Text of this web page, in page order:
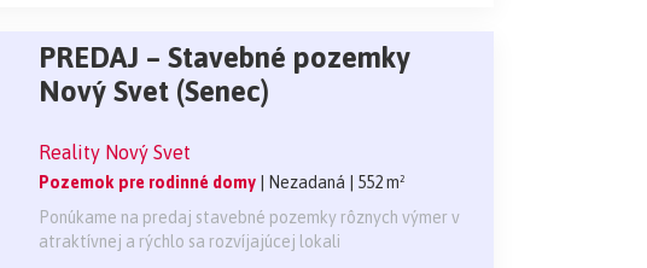
PREDAJ – Stavebné pozemky
Nový Svet (Senec)
Reality Nový Svet
Pozemok pre rodinné domy | Nezadaná
| 552 m²
Ponúkame na predaj stavebné pozemky rôznych výmer v
atraktívnej a rýchlo sa rozvíjajúcej lokali